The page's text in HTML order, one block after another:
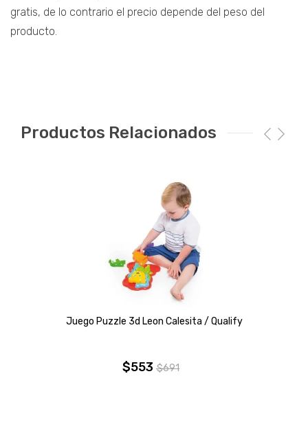
gratis, de lo contrario el precio depende del peso del
producto.
Productos Relacionados
Juego Puzzle 3d Leon Calesita / Qualify
$691
El
$553
El